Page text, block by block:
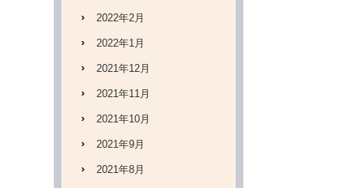
2022年2月
2022年1月
2021年12月
2021年11月
2021年10月
2021年9月
2021年8月